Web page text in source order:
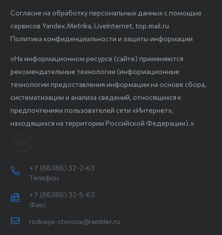
Согласие на обработку персональных данных с помощью
сервисов Yandex.Metrika, LiveInternet, top.mail.ru
Политика конфиденциальности и защиты информации
«На информационном ресурсе (сайте) применяются
рекомендательные технологии (информационные
технологии предоставления информации на основе сбора,
систематизации и анализа сведений, относящихся к
предпочтениям пользователей сети «Интернет»,
находящихся на территории Российской Федерации).»
+7 (86386) 32-2-63
Телефон
+7 (86386) 32-5-63
Факс
rodnaya-storona@rambler.ru